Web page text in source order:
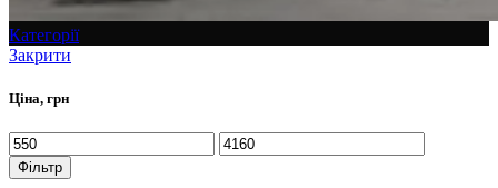
Категорії
Закрити
Ціна, грн
Фільтр